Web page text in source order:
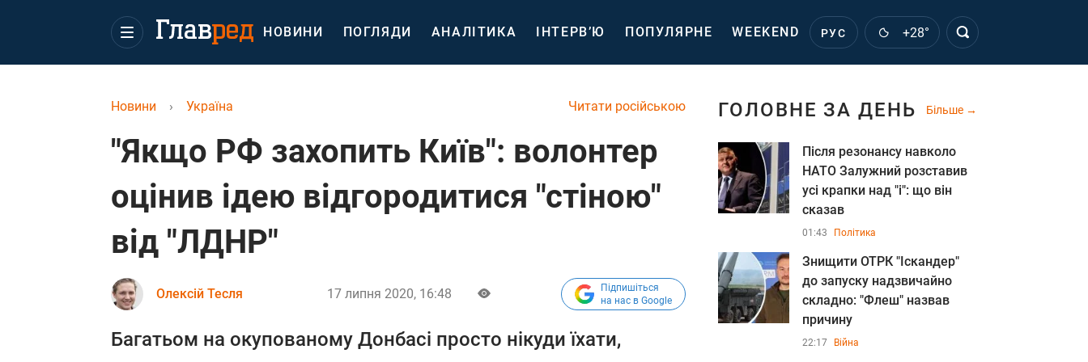
НОВИНИ ПОГЛЯДИ АНАЛІТИКА ІНТЕРВ’Ю ПОПУЛЯРНЕ WEEKEND РУС +28°
Читати російською
Новини › Україна
"Якщо РФ захопить Київ": волонтер
оцінив ідею відгородитися "стіною"
від "ЛДНР"
Олексій Тесля 17 липня 2020, 16:48
Підпишіться
на нас в Google
Багатьом на окупованому Донбасі просто нікуди їхати,
ГОЛОВНЕ ЗА ДЕНЬ Більше
Після резонансу навколо
НАТО Залужний розставив
усі крапки над "і": що він
сказав
01:43 Політика
Знищити ОТРК "Іскандер"
до запуску надзвичайно
складно: "Флеш" назвав
причину
22:17 Війна